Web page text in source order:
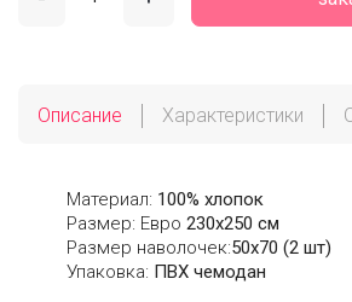
Описание Характеристики
Материал: 100% хлопок
Размер: Евро 230х250 см
Размер наволочек:50x70 (2 шт)
Упаковка: ПВХ чемодан